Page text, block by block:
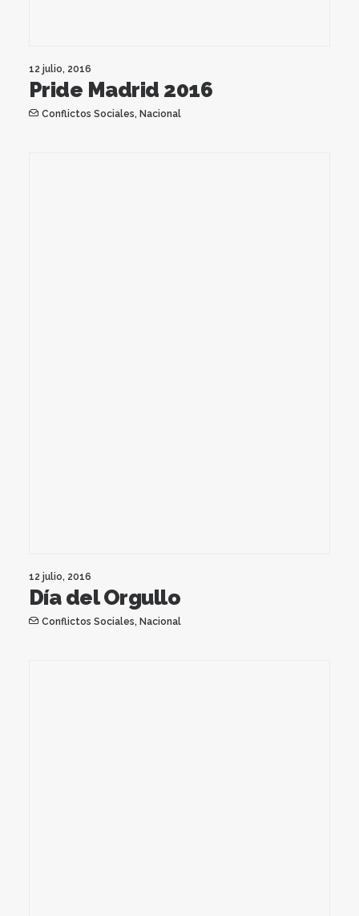
12 julio, 2016
Pride Madrid 2016
Conflictos Sociales, Nacional
12 julio, 2016
Día del Orgullo
Conflictos Sociales, Nacional